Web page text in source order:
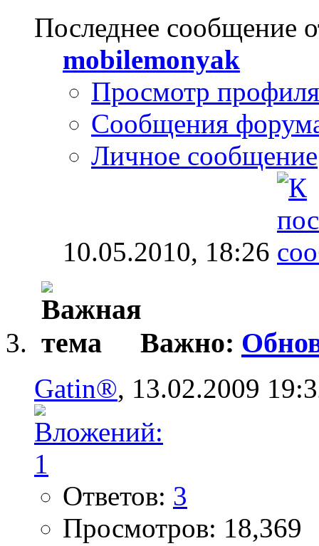
Последнее сообщение
mobilemonyak
Просмотр профиля
Сообщения
Личное сообщение
10.05.2010, 18:26
Важно:
Gatin®, 13.02.2009
Ответов: 3
Просмотров: 18,369